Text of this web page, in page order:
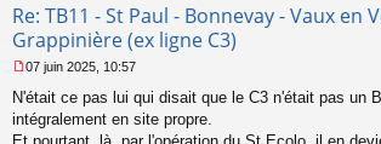
Re: TB11 - St Paul - Bonnevay - Vaux en
Grappinière (ex ligne C3)
e
s
s
07 juin 2025, 10:57
N'était ce pas lui qui disait que le C3 n'était pas un
intégralement en site propre.